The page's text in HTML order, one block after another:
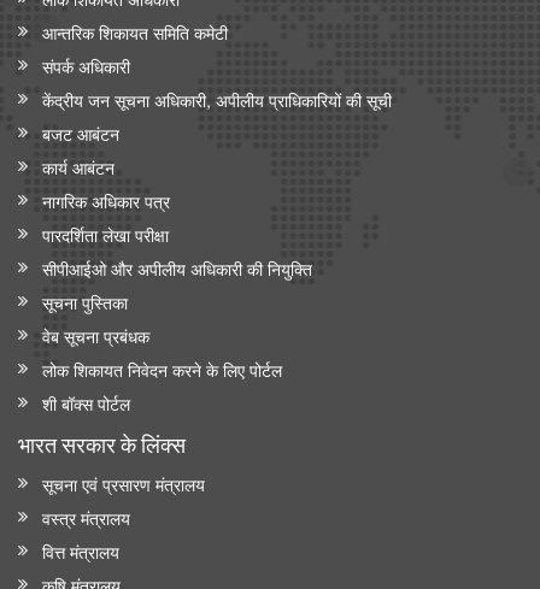
आन्‍तरिक शिकायत समिति कमेटी
संपर्क अधिकारी
केंद्रीय जन सूचना अधिकारी, अपीलीय प्राधिकारियों की सूची
बजट आबंटन
कार्य आबंटन
नागरिक अधिकार पत्र
पारदर्शिता लेखा परीक्षा
सीपीआईओ और अपी‍लीय अधिकारी की नियुक्ति
सूचना पुस्तिका
वेब सूचना प्रबंधक
लोक शिकायत निवेदन करने के लिए पोर्टल
शी बॉक्स पोर्टल
भारत सरकार के लिंक्‍स
सूचना एवं प्रसारण मंत्रालय
वस्त्र मंत्रालय
वित्त मंत्रालय